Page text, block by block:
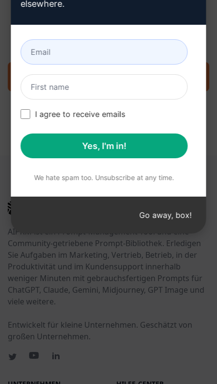
Prompt jetzt in ChatGPT ausprobieren
DIESE LINKS KÖNNTEN HILFREICH SEIN
AIPRM ist ein Prompt-Management-Tool und eine
Community-getriebene Prompt-Bibliothek. Erledigen
Sie Aufgaben im Marketing, Vertrieb, Betrieb, in der
Produktivität und im Kundensupport innerhalb
weniger Minuten mit gebrauchsfertigen Prompts für
ChatGPT, Claude, Gemini, Midjourney, GPT Image und
viele weitere.
Entwickelt für kleine Unternehmen. Geschätzt von
großen Unternehmen.
elsewhere.
I agree to receive emails
Yes, I'm in!
We hate spam too. Unsubscribe at any time.
Go away, box!